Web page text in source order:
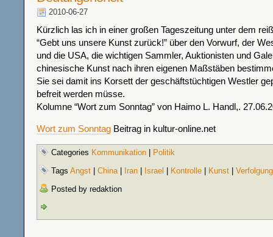
2010-06-27
Kürzlich las ich in einer großen Tageszeitung unter dem
“Gebt uns unsere Kunst zurück!” über den Vorwurf, der
und die USA, die wichtigen Sammler, Auktionisten und
chinesische Kunst nach ihren eigenen Maßstäben
Sie sei damit ins Korsett der geschäftstüchtigen Westler
befreit werden müsse.
Kolumne “Wort zum Sonntag” von Haimo L. Handl,.
Wort zum Sonntag Beitrag in kultur-online.net
Categories Kommunikation
Politik
Tags Angst China| Iran Israel Kontrolle Kunst
Verfolgung
Posted by redaktion